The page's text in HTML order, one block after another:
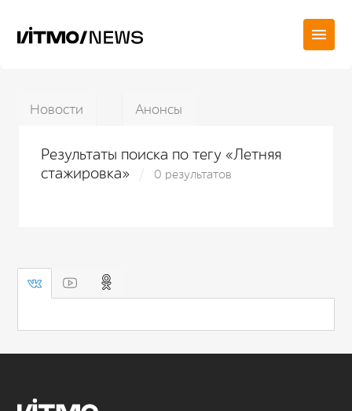
Новости Анонсы
Результаты поиска по тегу «Летняя
стажировка»
0 результатов